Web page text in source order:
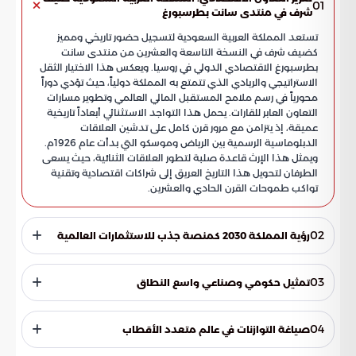
01شرف في منتدى سانت بطرسبورغ
تستعد المملكة العربية السعودية لتسجيل حضور تاريخي ومميز
كضيف شرف في النسخة التاسعة والعشرين من منتدى سانت
بطرسبورغ الاقتصادي الدولي في روسيا. ويعكس هذا الاختيار الثقل
الاستراتيجي والريادي الذي تتمتع به المملكة دولياً، حيث تؤدي دوراً
محورياً في رسم ملامح المستقبل المالي العالمي وتطوير مسارات
التعاون العابر للقارات. يحمل هذا التواجد الاستثنائي أبعاداً تاريخية
عميقة، إذ يتزامن مع مرور قرن كامل على تدشين العلاقات
الدبلوماسية الرسمية بين الرياض وموسكو التي بدأت عام 1926م.
ويمثل هذا الإرث قاعدة صلبة لتطور العلاقات الثنائية، حيث يسعى
الطرفان لتحويل هذا التاريخ العريق إلى شراكات اقتصادية وتقنية
تواكب طموحات القرن الحادي والعشرين.
02رؤية المملكة 2030 كمنصة جذب للاستثمارات العالمية
تسعى المملكة من خلال هذا المحفل الدولي رفيع المستوى إلى
استعراض القفزات النوعية التي تحققت تحت مظلة رؤية السعودية
2030. ويشكل المنتدى فرصة استراتيجية لشرح التحولات الهيكلية
03تمثيل حكومي وصناعي واسع النطاق
تشارك المملكة بوفد يضم نخبة من صناع القرار والقيادات
التنفيذية، لضمان تغطية كافة الجوانب التنموية والاقتصادية.
وتتنوع المشاركة السعودية لتشمل قطاعات الطاقة، والخدمات
04صياغة التوازنات في عالم متعدد الأقطاب